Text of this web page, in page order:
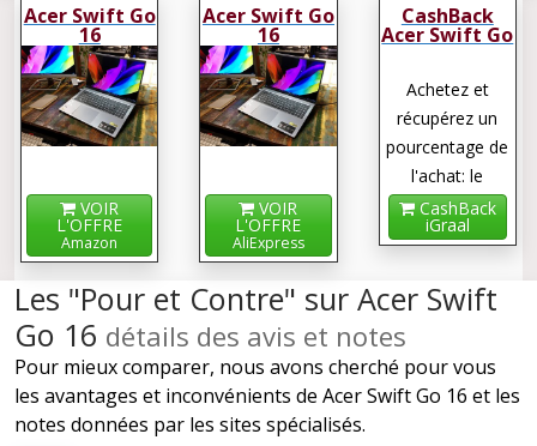
Acer Swift Go
16
VOIR
L'OFFRE
Amazon
Acer Swift Go
16
VOIR
L'OFFRE
AliExpress
CashBack
Acer Swift Go
16
Achetez et
récupérez un
pourcentage de
l'achat: le
cashback !
CashBack
iGraal
Les "Pour et Contre" sur Acer Swift
Go 16 détails des avis et notes
Pour mieux comparer, nous avons cherché pour vous
les avantages et inconvénients de Acer Swift Go 16 et les
notes données par les sites spécialisés.